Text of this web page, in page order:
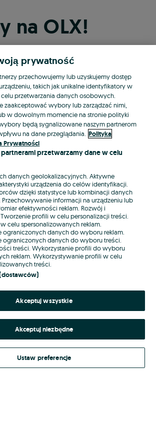
na OLX!
Kontynuuj przez Facebooka
Kontynuuj przez konto Apple
przez konto Google
LUB
Zaloguj się
jednego z dostawców wskazanych powyżej,
serwisuOLX.pl w jego aktualnym brzmieniu.
prywatność
przechowujemy lub uzyskujemy dostęp
takich jak unikalne identyfikatory w
przetwarzania danych osobowych.
zaakceptować wybory lub zarządzać nimi,
w dowolnym momencie na stronie polityki
będą sygnalizowane naszym partnerom
na dane przeglądania. Polityka
Prywatności
partnerami przetwarzamy dane w celu
danych geolokalizacyjnych. Aktywne
urządzenia do celów identyfikacji.
dzięki statystyce lub kombinacji danych
Przechowywanie informacji na urządzeniu lub
efektywności reklam. Rozwój i
Tworzenie profili w celu personalizacji treści.
celu spersonalizowanych reklam.
ograniczonych danych do wyboru reklam.
ograniczonych danych do wyboru treści.
treści. Wykorzystanie profili do wyboru
reklam. Wykorzystywanie profili w celu
treści.
Akceptuj wszystkie
Akceptuj niezbędne
Ustaw preferencje